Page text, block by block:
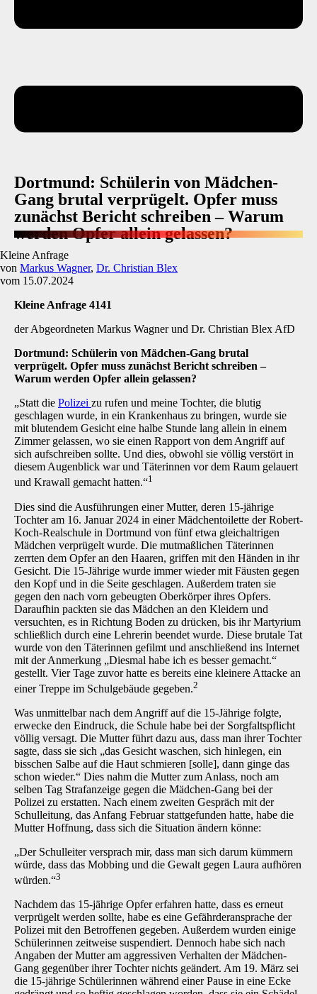
Dortmund: Schülerin von Mädchen-
Gang brutal verprügelt. Opfer muss
zunächst Bericht schreiben – Warum
werden Opfer allein gelassen?
Kleine Anfrage
von Markus Wagner, Dr. Christian Blex
vom 15.07.2024
Kleine Anfrage 4141
der Abgeordneten Markus Wagner und Dr. Christian Blex AfD
Dortmund: Schülerin von Mädchen-Gang brutal
verprügelt. Opfer muss zunächst Bericht schreiben–
Warum werden Opfer allein gelassen?
„Statt die Polizei zu rufen und meine Tochter, die blutig
geschlagen wurde, in ein Krankenhaus zu bringen, wurde sie
mit blutendem Gesicht eine halbe Stunde lang allein in einem
Zimmer gelassen, wo sie einen Rapport von dem Angriff auf
sich aufschreiben sollte. Und dies, obwohl sie völlig verstört in
diesem Augenblick war und Täterinnen vor dem Raum gelauert
und Krawall gemacht hatten.“1
Dies sind die Ausführungen einer Mutter, deren 15-jährige
Tochter am 16. Januar 2024 in einer Mädchentoilette der Robert-
Koch-Realschule in Dortmund von fünf etwa gleichaltrigen
Mädchen verprügelt wurde. Die mutmaßlichen Täterinnen
zerrten dem Opfer an den Haaren, griffen mit den Händen in ihr
Gesicht. Die 15-Jährige wurde immer wieder mit Fäusten gegen
den Kopf und in die Seite geschlagen. Außerdem traten sie
gegen den nach vorn gebeugten Oberkörper ihres Opfers.
Daraufhin packten sie das Mädchen an den Kleidern und
versuchten, es in Richtung Boden zu drücken, bis ihr Martyrium
schließlich durch eine Lehrerin beendet wurde. Diese brutale Tat
wurde von den Täterinnen gefilmt und anschließend ins Internet
mit der Anmerkung „Diesmal habe ich es besser gemacht.“
gestellt. Vier Tage zuvor hatte es bereits eine kleinere Attacke an
einer Treppe im Schulgebäude gegeben.2
Was unmittelbar nach dem Angriff auf die 15-Jährige folgte,
erwecke den Eindruck, die Schule habe bei der Sorgfaltspflicht
völlig versagt. Die Mutter führt dazu aus, dass man ihrer Tochter
sagte, dass sie sich „das Gesicht waschen, sich hinlegen, ein
bisschen Salbe auf die Haut schmieren [solle], dann ginge das
schon wieder.“ Dies nahm die Mutter zum Anlass, noch am
selben Tag Strafanzeige gegen die Mädchen-Gang bei der
Polizei zu erstatten. Nach einem zweiten Gespräch mit der
Schulleitung, das Anfang Februar stattgefunden hatte, habe die
Mutter Hoffnung, dass sich die Situation ändern könne:
„Der Schulleiter versprach mir, dass man sich darum kümmern
würde, dass das Mobbing und die Gewalt gegen Laura aufhören
würden.“3
Nachdem das 15-jährige Opfer erfahren hatte, dass es erneut
verprügelt werden sollte, habe es eine Gefährderansprache der
Polizei mit den Betroffenen gegeben. Außerdem wurden einige
Schülerinnen zeitweise suspendiert. Dennoch habe sich nach
Angaben der Mutter am aggressiven Verhalten der Mädchen-
Gang gegenüber ihrer Tochter nichts geändert. Am 19. März sei
die 15-jährige Schülerinnen während einer Pause in eine Ecke